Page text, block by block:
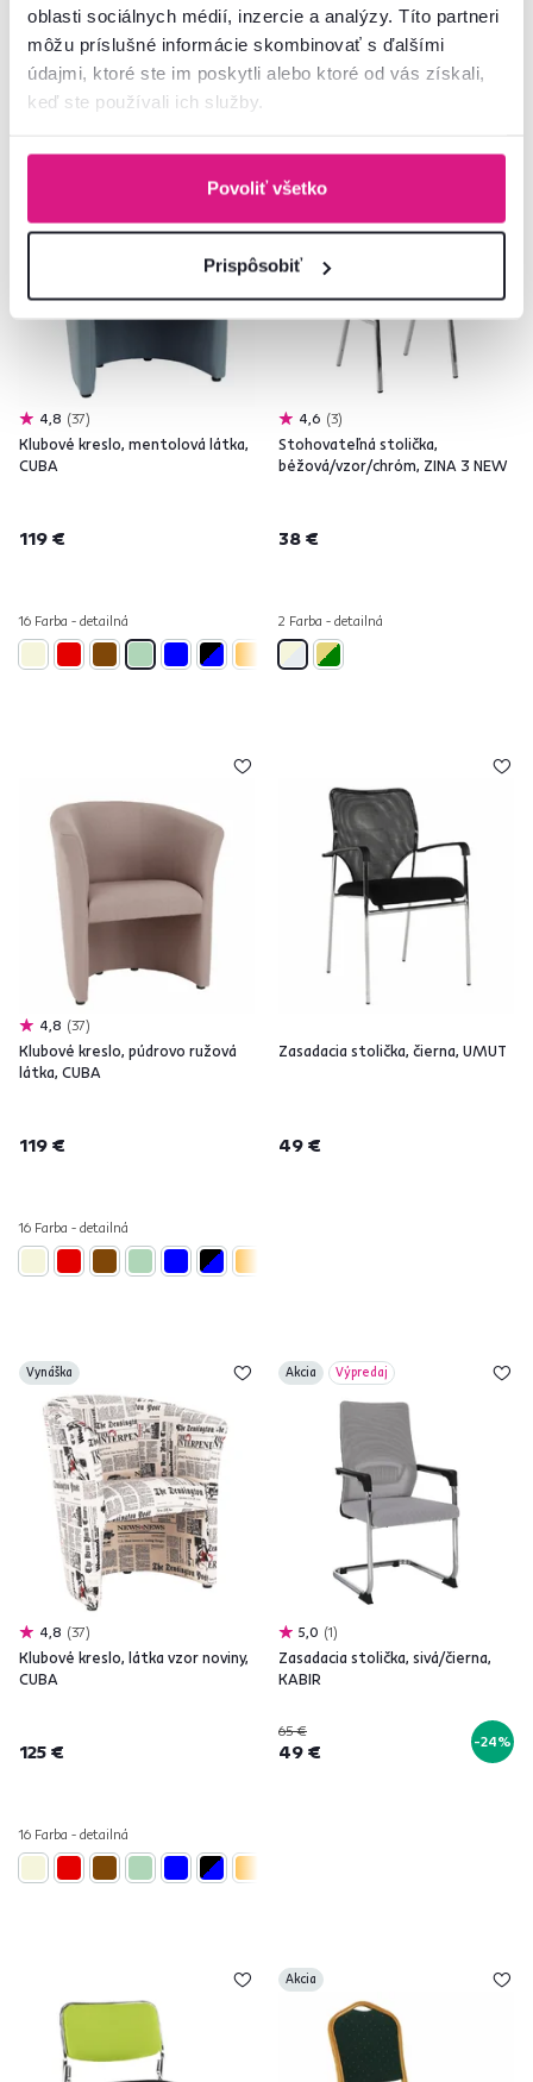
oblasti sociálnych médií, inzercie a analýzy. Títo partneri
môžu príslušné informácie skombinovať s ďalšími
údajmi, ktoré ste im poskytli alebo ktoré od vás získali,
keď ste používali ich služby.
Povoliť všetko
Prispôsobiť
16 Farba - detailná 3 Farba - detailná
4,8 37
Klubové kreslo, mentolová látka,
CUBA
119 €
16 Farba - detailná
4,6 3
Stohovateľná stolička,
béžová/vzor/chróm, ZINA 3 NEW
38 €
2 Farba - detailná
4,8 37
Klubové kreslo, púdrovo ružová
látka, CUBA
119 €
16 Farba - detailná
Zasadacia stolička, čierna, UMUT
49 €
Vynáška
4,8 37
Klubové kreslo, látka vzor noviny,
CUBA
125 €
16 Farba - detailná
Akcia Výpredaj
5,0 1
Zasadacia stolička, sivá/čierna,
KABIR
65 €
49 € -24%
Akcia